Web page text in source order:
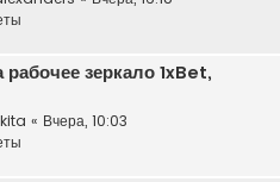
зеркало 1xBet,
« Вчера, 10:03